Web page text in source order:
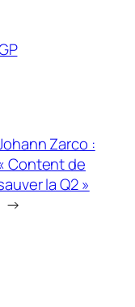
Zarco :
Content de
la Q2 »
→